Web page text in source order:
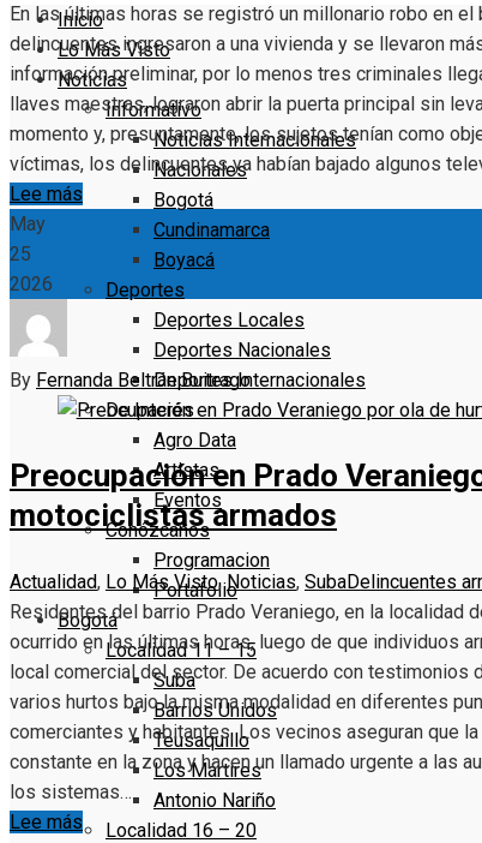
Inicio
Lo Más Visto
Noticias
Informativo
Noticias Internacionales
Nacionales
Bogotá
Cundinamarca
Boyacá
Deportes
Deportes Locales
Deportes Nacionales
Deportes Internacionales
De Interés
Agro Data
Artistas
Eventos
Conózcanos
Programacion
Portafolio
Bogotá
Localidad 11 – 15
Suba
Barrios Unidos
Teusaquillo
Los Mártires
Antonio Nariño
Localidad 16 – 20
En las últimas horas se registró un millonario robo en
delincuentes ingresaron a una vivienda y se llevaron
información preliminar, por lo menos tres criminales
llaves maestras, lograron abrir la puerta principal sin
momento y, presuntamente, los sujetos tenían como
víctimas, los delincuentes ya habían bajado algunos
Lee más
May
25
2026
By Fernanda Beltrán Buitrago
Preocupación en Prado
motociclistas armados
Actualidad, Lo Más Visto,Noticias, SubaDelincuentes
Residentes del barrio Prado Veraniego, en la localidad
ocurrido en las últimas horas, luego de que individuos
local comercial del sector. De acuerdo con testimonios
varios hurtos bajo la misma modalidad en diferentes
comerciantes y habitantes. Los vecinos aseguran que
constante en la zona y hacen un llamado urgente a las
los sistemas…
Lee más